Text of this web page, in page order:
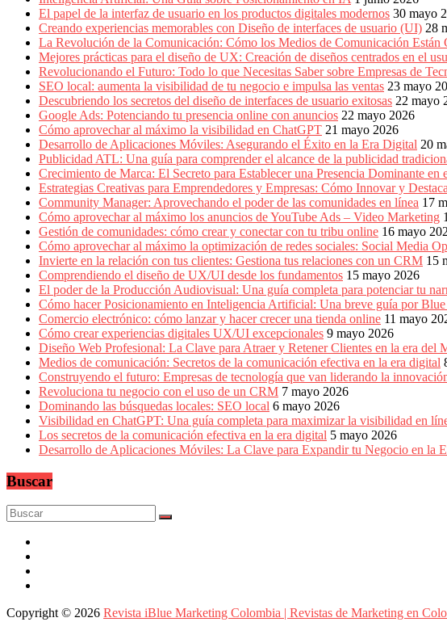
El papel de la interfaz de usuario en los productos digitales modernos 30 mayo
Creando experiencias memorables con Diseño de interfaces de usuario (UI) 28
La Revolución de la Comunicación: Cómo los Medios de Comunicación Están
Mejores prácticas para el diseño de UX: Creación de diseños centrados en el
Revolucionando el Futuro: Todo lo que Necesitas Saber sobre Empresas de
SEO local: aumenta la visibilidad de tu negocio e impulsa las ventas 23 mayo
Descubriendo los secretos del diseño de interfaces de usuario exitosas 22 mayo
Google Ads: Potenciando tu presencia online con anuncios 22 mayo 2026
Cómo aprovechar al máximo la visibilidad en ChatGPT 21 mayo 2026
Desarrollo de Aplicaciones Móviles: Asegurando el Éxito en la Era Digital 20
Publicidad ATL: Una guía para comprender el alcance de la publicidad
Crecimiento de Marca: El Secreto para Establecer una Presencia Dominante en
Estrategias Creativas para Emprendedores y Empresas: Cómo Innovar y
Community Manager: Aprovechando el poder de las comunidades en línea 17
Cómo aprovechar al máximo los anuncios de YouTube Ads – Video Marketing
Gestión de comunidades: cómo crear y conectar con tu tribu online 16 mayo
Cómo aprovechar al máximo la optimización de redes sociales: Social Media
Invierte en la relación con tus clientes: Gestiona tus relaciones con un CRM 15
Comprendiendo el diseño de UX/UI desde los fundamentos 15 mayo 2026
El poder de la Producción Audiovisual: Una guía completa para potenciar tu
Cómo hacer Posicionamiento en Inteligencia Artificial: Una breve guía por
Comercio electrónico: cómo lanzar y hacer crecer una tienda online 11 mayo
Cómo crear experiencias digitales UX/UI excepcionales 9 mayo 2026
Diseño Web Profesional: La Clave para Atraer y Retener Clientes en la era del
Medios de comunicación: Secretos de la comunicación efectiva en la era digital
Construyendo el futuro: Empresas de tecnología que van liderando la
Revoluciona tu negocio con el uso de un CRM 7 mayo 2026
Dominando las búsquedas locales: SEO local 6 mayo 2026
Visibilidad en ChatGPT: Una guía completa para maximizar la visibilidad en
Los secretos de la comunicación efectiva en la era digital 5 mayo 2026
Desarrollo de Aplicaciones Móviles: La Clave para Expandir tu Negocio en la
Buscar
Copyright © 2026 Revista iBlue Marketing Colombia | Revistas de Marketing en